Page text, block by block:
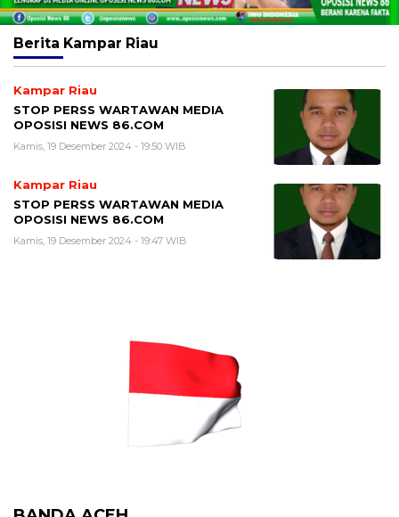
Berita Kampar Riau
Kampar Riau
STOP PERSS WARTAWAN MEDIA
OPOSISI NEWS 86.COM
Kamis, 19 Desember 2024 - 19:50 WIB
Kampar Riau
STOP PERSS WARTAWAN MEDIA
OPOSISI NEWS 86.COM
Kamis, 19 Desember 2024 - 19:47 WIB